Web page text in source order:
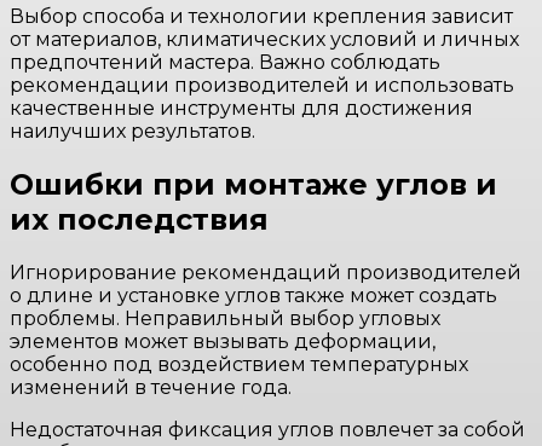
Выбор способа и технологии крепления зависит
от материалов, климатических условий и личных
предпочтений мастера. Важно соблюдать
рекомендации производителей и использовать
качественные инструменты для достижения
наилучших результатов.
Ошибки при монтаже углов и
их последствия
Игнорирование рекомендаций производителей
о длине и установке углов также может создать
проблемы. Неправильный выбор угловых
элементов может вызывать деформации,
особенно под воздействием температурных
изменений в течение года.
Недостаточная фиксация углов повлечет за собой